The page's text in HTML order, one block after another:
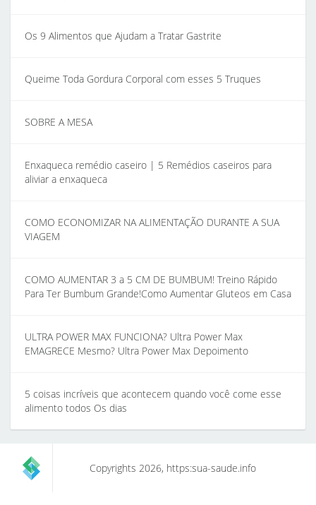
Os 9 Alimentos que Ajudam a Tratar Gastrite
Queime Toda Gordura Corporal com esses 5 Truques
SOBRE A MESA
Enxaqueca remédio caseiro | 5 Remédios caseiros para
aliviar a enxaqueca
COMO ECONOMIZAR NA ALIMENTAÇÃO DURANTE A SUA
VIAGEM
COMO AUMENTAR 3 a 5 CM DE BUMBUM! Treino Rápido
Para Ter Bumbum Grande!Como Aumentar Gluteos em Casa
ULTRA POWER MAX FUNCIONA? Ultra Power Max
EMAGRECE Mesmo? Ultra Power Max Depoimento
5 coisas incríveis que acontecem quando você come esse
alimento todos Os dias
Copyrights 2026, https:sua-saude.info